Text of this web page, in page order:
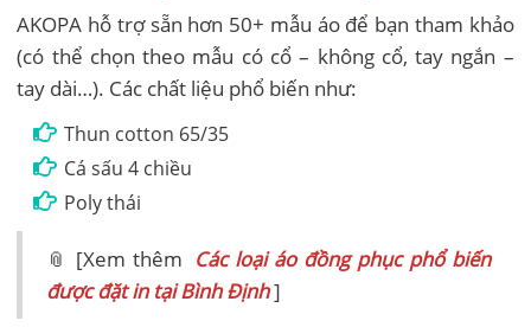
AKOPA hỗ trợ sẵn hơn 50+ mẫu áo để bạn tham khảo
(có thể chọn theo mẫu có cổ – không cổ, tay ngắn –
tay dài…). Các chất liệu phổ biến như:
Thun cotton 65/35
Cá sấu 4 chiều
Poly thái
📎 [Xem thêm Các loại áo đồng phục phổ biến
được đặt in tại Bình Định]